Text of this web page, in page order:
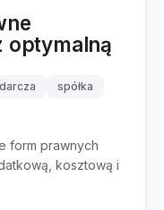
optymalną
spółka
form prawnych
kosztową i